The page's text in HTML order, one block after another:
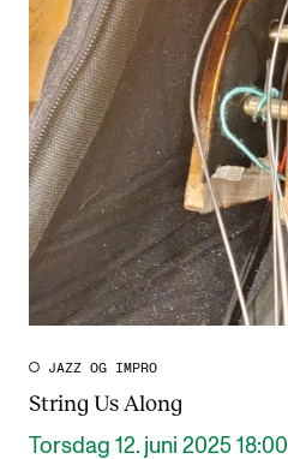
JAZZ OG IMPRO
String Us Along
Torsdag 12. juni 2025 18:00